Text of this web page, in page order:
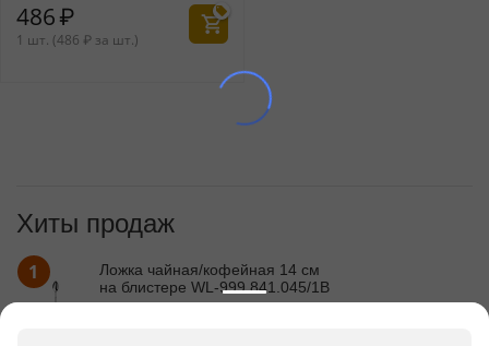
486₽
1 шт. (486 ₽ за шт.)
Хиты продаж
1
Ложка чайная/кофейная 14 см
на блистере WL‑999.841.045/1B